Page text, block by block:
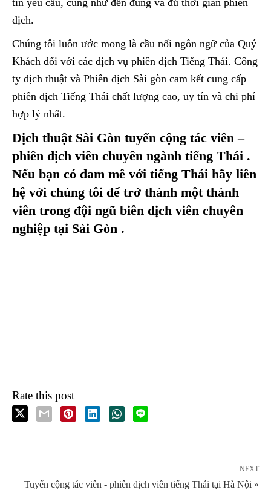
dịch.
Chúng tôi luôn ước mong là cầu nối ngôn ngữ của Quý
Khách đối với các dịch vụ phiên dịch Tiếng Thái. Công
ty dịch thuật và Phiên dịch Sài gòn cam kết cung cấp
phiên dịch Tiếng Thái chất lượng cao, uy tín và chi phí
hợp lý nhất.
Dịch thuật Sài Gòn tuyển cộng tác viên –
phiên dịch viên chuyên ngành tiếng Thái .
Nếu bạn có đam mê với tiếng Thái hãy liên
hệ với chúng tôi để trở thành một thành
viên trong đội ngũ biên dịch viên chuyên
nghiệp tại Sài Gòn .
Rate this post
NEXT
Tuyển cộng tác viên - phiên dịch viên tiếng Thái tại Hà Nội »